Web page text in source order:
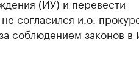
согласился и.о.
соблюдением законов в